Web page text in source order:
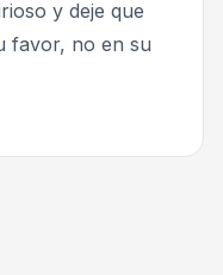
y deje que
favor, no en su